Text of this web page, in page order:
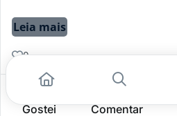
Leia mais
0
Gostei Comentar